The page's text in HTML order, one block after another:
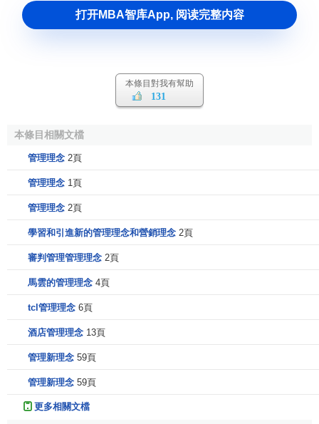
業務經營應不斷按照企業所處環境的各種作用因素進行
評判員工應以業績出發，而不應以性格特征、教育程
度、個人特點和技能高下考核員工；
成功的企業在評判一個人時看他的行為和成就，而不看
他們的個人素質與技能。業績評估是
要素，它有據可依，也沒有素質與技能評估那麼主觀，因
經營中應保持競爭的緊迫感。
1)有競爭緊迫感的企業領導人會抓住機會，利用機會，
會更願意建立優勢而不會在不足的地方投入、支撐。
2)有競爭緊迫感的企業領導人會尋找問題、直面問題。
3)有競爭緊迫感的企業領導人不會在困難的人員安排問
題上退卻。
4)有競爭緊迫感的企業領導人會致力於在保持贏利的前
打开MBA智库App, 阅读完整内容
本條目對我有幫助
131
本條目相關文檔
管理理念 2頁
管理理念 1頁
管理理念 2頁
學習和引進新的管理理念和營銷理念 2頁
審判管理管理理念 2頁
馬雲的管理理念 4頁
tcl管理理念 6頁
酒店管理理念 13頁
管理新理念 59頁
管理新理念 59頁
更多相關文檔